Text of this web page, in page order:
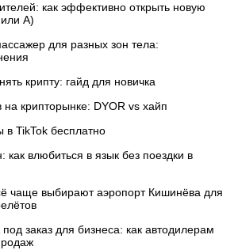
как эффективно открыть новую
А)
для разных зон тела:
крипту: гайд для новичка
крипторынке: DYOR vs хайп
в TikTok бесплатно
как влюбиться в язык без поездки в
чаще выбирают аэропорт Кишинёва для
заказ для бизнеса: как автодилерам